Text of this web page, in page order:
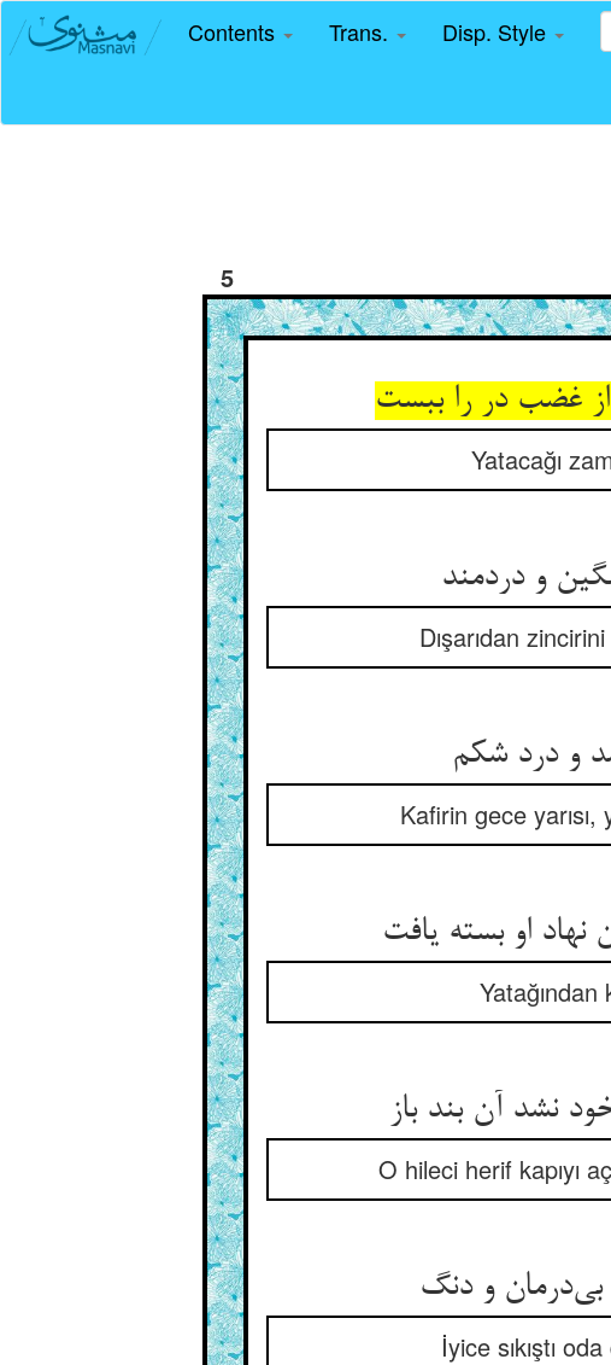
Contents Trans. Disp. Style
5
Yatacağı
Dışarıdan
Kafirin gece
Yatağından
O hileci herif kapıyı
İyice sıkıştı